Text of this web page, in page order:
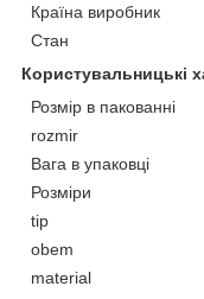
Країна виробник
Стан
Користувальницькі
Розмір в пакованні
rozmir
Вага в упаковці
Розміри
tip
obem
material